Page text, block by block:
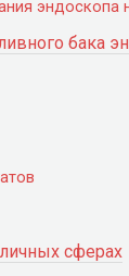
эндоскопа
бака
сферах